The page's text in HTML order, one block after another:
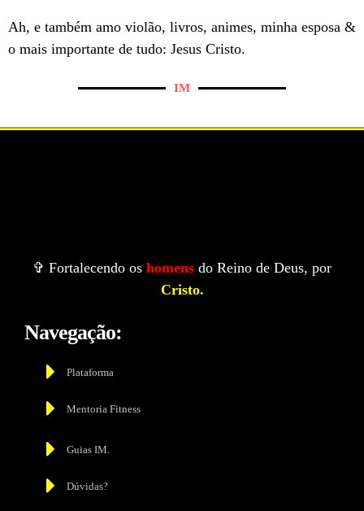
Ah, e também amo violão, livros, animes, minha esposa &
o mais importante de tudo: Jesus Cristo.
IM
✞ Fortalecendo os homens do Reino de Deus, por
Cristo.
Navegação:
Plataforma
Mentoria Fitness
Guias IM.
Dúvidas?